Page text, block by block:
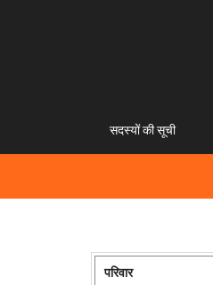
सदस्यों की सूची
परिवार